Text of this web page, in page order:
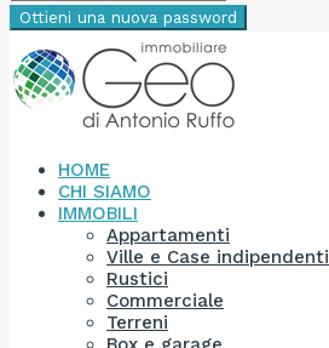
Ottieni una nuova password
HOME
CHI SIAMO
IMMOBILI
Appartamenti
Ville e Case indipendenti
Rustici
Commerciale
Terreni